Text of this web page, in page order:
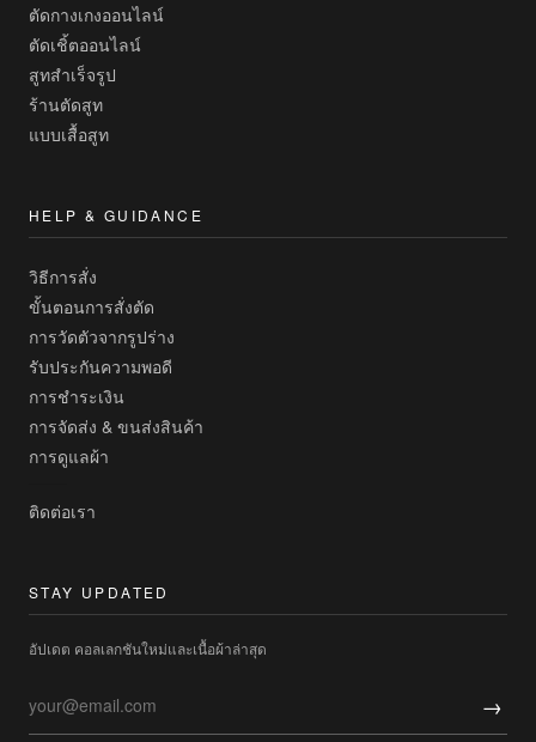
ตัดกางเกงออนไลน์
ตัดเชิ้ตออนไลน์
สูทสำเร็จรูป
ร้านตัดสูท
แบบเสื้อสูท
HELP & GUIDANCE
วิธีการสั่ง
ขั้นตอนการสั่งตัด
การวัดตัวจากรูปร่าง
รับประกันความพอดี
การชำระเงิน
การจัดส่ง & ขนส่งสินค้า
การดูแลผ้า
ติดต่อเรา
STAY UPDATED
อัปเดต คอลเลกชันใหม่และเนื้อผ้าล่าสุด
→